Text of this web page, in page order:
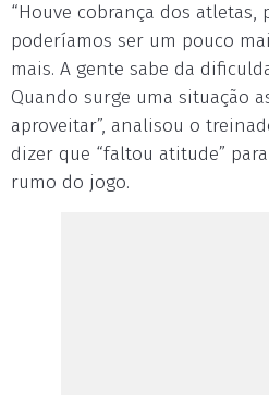
“Houve cobrança dos atletas,
poderíamos ser um pouco
mais. A gente sabe da
Quando surge uma situação
aproveitar”, analisou o
dizer que “faltou atitude”
rumo do jogo.